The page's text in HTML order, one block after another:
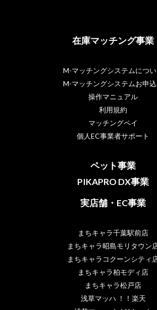
在庫マッチング事業
M-マッチングシステムにつ
M-マッチングシステムお申
操作マニュアル
利用規約
マッチングペイ
個人EC事業者サポート
ペット事業
PIKAPRO DX事業
実店舗・EC事業
まちキャラ千葉駅前店
まちキャラ昭島モリタウン
まちキャラコクーンシティ
まちキャラ柏モディ店
まちキャラ松戸店
浅草マッハ ！！楽天